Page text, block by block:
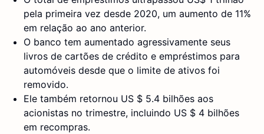
pela primeira vez desde 2020, um aumento de 11%
em relação ao ano anterior.
O banco tem aumentado agressivamente seus
livros de cartões de crédito e empréstimos para
automóveis desde que o limite de ativos foi
removido.
Ele também retornou US $ 5.4 bilhões aos
acionistas no trimestre, incluindo US $ 4 bilhões
em recompras.